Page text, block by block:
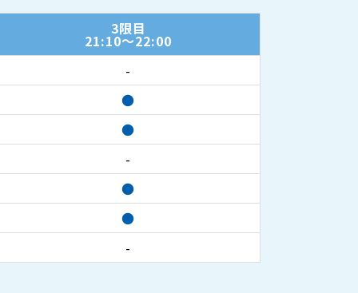
3限目
21:10～22:00
-
●
●
-
●
●
-